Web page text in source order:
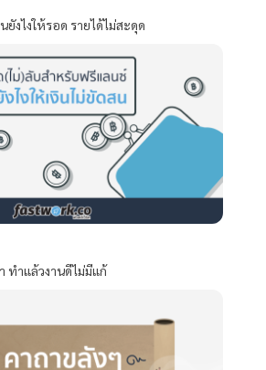
งไงให้รอด รายได้ไม่สะดุด
ทำแล้วงานดีไม่มีแก้